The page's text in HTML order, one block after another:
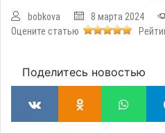
bobkova 8 марта 2024
Оцените статью
Поделитесь новостью